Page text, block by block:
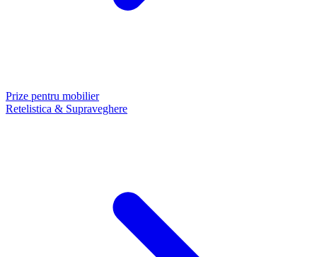
Prize pentru mobilier
Retelistica & Supraveghere